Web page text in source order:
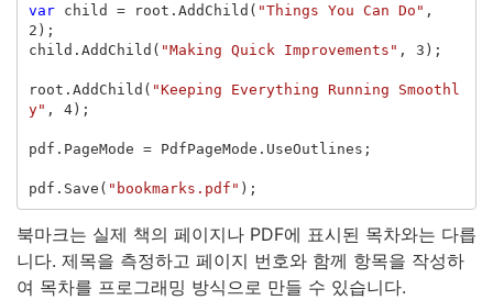
var child = root . AddChild ( "Things You Can Do" ,
2 );
child . AddChild ( "Making Quick Improvements" , 3 );
root . AddChild ( "Keeping Everything Running Smoothl
y" , 4);
pdf . PageMode = PdfPageMode . UseOutlines ;
pdf . Save ( "bookmarks.pdf" );
북마크는 실제 책의 페이지나 PDF에 표시된 목차와는 다릅
니다. 제목을 측정하고 페이지 번호와 함께 항목을 작성하
여 목차를 프로그래밍 방식으로 만들 수 있습니다.